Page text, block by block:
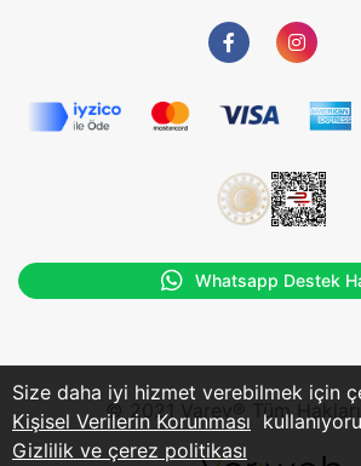
Whatsapp Destek
© 2021 Varev® Tüm Hakları
Size daha iyi hizmet verebilmek için
Kişisel Verilerin Korunması
Gizlilik ve çerez politikası